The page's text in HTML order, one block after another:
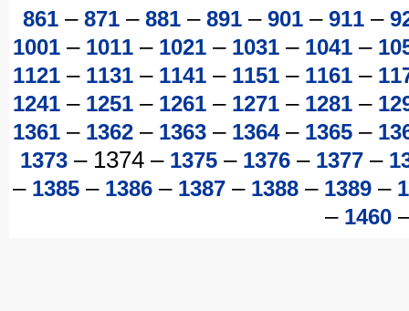
861– 871– 881– 891– 901– 911–
1001– 1011– 1021– 1031– 1041–
1121– 1131– 1141– 1151– 1161–
1241– 1251– 1261– 1271– 1281–
1361– 1362– 1363– 1364– 1365–
1373 – 1374 – 1375 – 1376 – 1377 –
– 1385– 1386– 1387– 1388– 1389–
– 1460